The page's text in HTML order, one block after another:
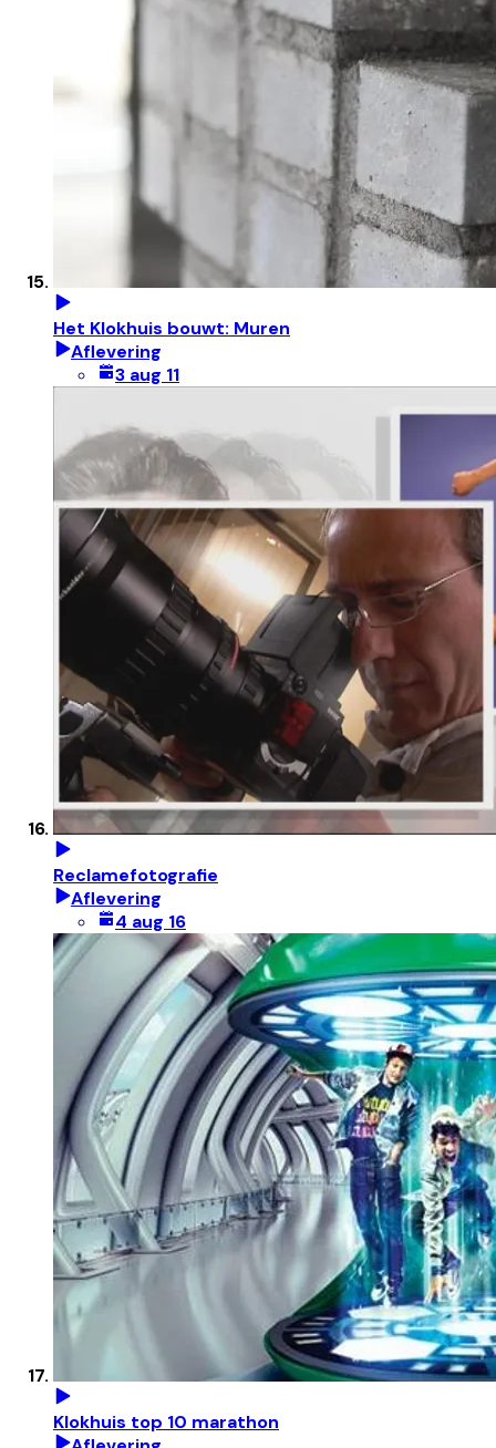
Het Klokhuis bouwt: Muren
Aflevering
3 aug 11
Reclamefotografie
Aflevering
4 aug 16
Klokhuis top 10 marathon